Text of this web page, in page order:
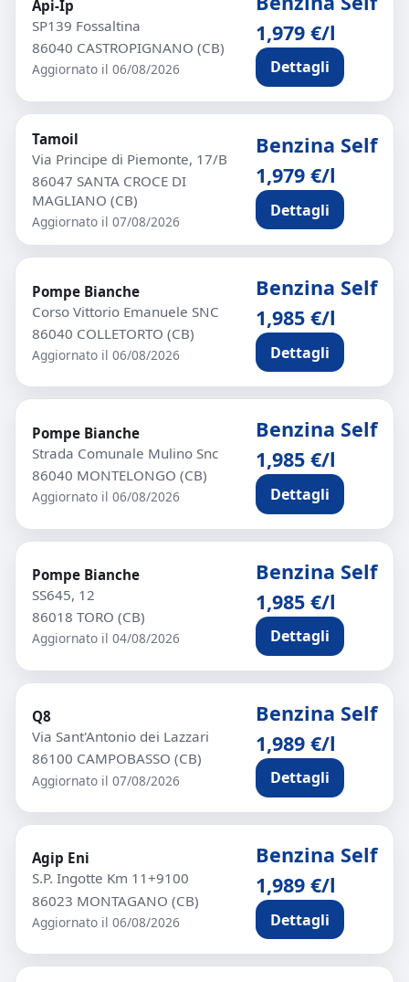
Api-Ip
SP139 Fossaltina
86040 CASTROPIGNANO (CB)
Aggiornato il 06/08/2026
1,979 €/l
Dettagli
Tamoil
Via Principe di Piemonte, 17/B
86047 SANTA CROCE DI
MAGLIANO (CB)
Aggiornato il 07/08/2026
Benzina Self
1,979 €/l
Dettagli
Pompe Bianche
Corso Vittorio Emanuele SNC
86040 COLLETORTO (CB)
Aggiornato il 06/08/2026
Benzina Self
1,985 €/l
Dettagli
Pompe Bianche
Strada Comunale Mulino Snc
86040 MONTELONGO (CB)
Aggiornato il 06/08/2026
Benzina Self
1,985 €/l
Dettagli
Pompe Bianche
SS645, 12
86018 TORO (CB)
Aggiornato il 04/08/2026
Benzina Self
1,985 €/l
Dettagli
Q8
Via Sant'Antonio dei Lazzari
86100 CAMPOBASSO (CB)
Aggiornato il 07/08/2026
Benzina Self
1,989 €/l
Dettagli
Agip Eni
S.P. Ingotte Km 11+9100
86023 MONTAGANO (CB)
Aggiornato il 06/08/2026
Benzina Self
1,989 €/l
Dettagli